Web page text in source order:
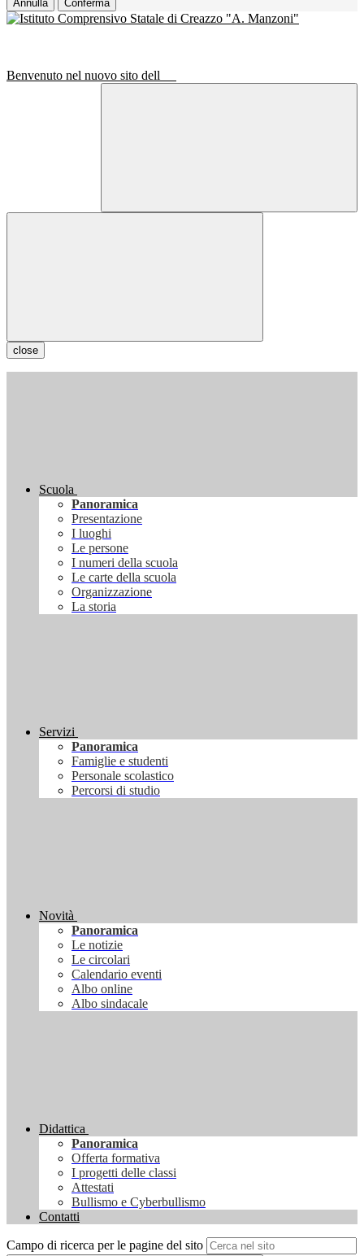
Annulla Conferma
Benvenuto nel nuovo sito dell
close
Scuola
Panoramica
Presentazione
I luoghi
Le persone
I numeri della scuola
Le carte della scuola
Organizzazione
La storia
Servizi
Panoramica
Famiglie e studenti
Personale scolastico
Percorsi di studio
Novità
Panoramica
Le notizie
Le circolari
Calendario eventi
Albo online
Albo sindacale
Didattica
Panoramica
Offerta formativa
I progetti delle classi
Attestati
Bullismo e Cyberbullismo
Contatti
Campo di ricerca per le pagine del sito